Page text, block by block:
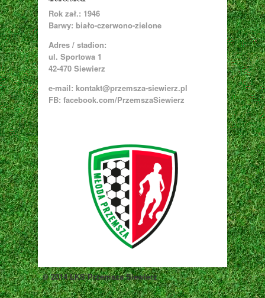
Rok zał.: 1946
Barwy: biało-czerwono-zielone
Adres / stadion:
ul. Sportowa 1
42-470 Siewierz
e-mail: kontakt@przemsza-siewierz.pl
FB: facebook.com/PrzemszaSiewierz
© 2014 LKS Przemsza Siewierz